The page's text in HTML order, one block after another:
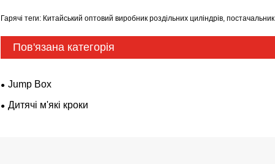
Гарячі теги: Китайський оптовий виробник роздільних циліндрів, постачальник
Пов'язана категорія
Jump Box
Дитячі м'які кроки